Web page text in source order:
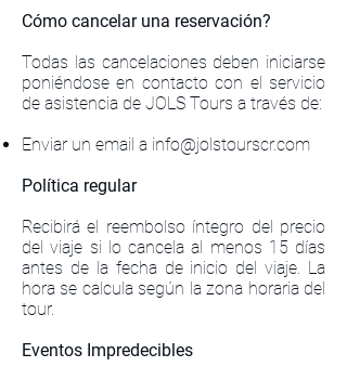
Cómo cancelar una reservación?
Todas las cancelaciones deben iniciarse
poniéndose en contacto con el servicio
de asistencia de JOLS Tours a través de:
Enviar un email a info@jolstourscr.com
Política regular
Recibirá el reembolso íntegro del precio
del viaje si lo cancela al menos 15 días
antes de la fecha de inicio del viaje. La
hora se calcula según la zona horaria del
tour.
Eventos Impredecibles